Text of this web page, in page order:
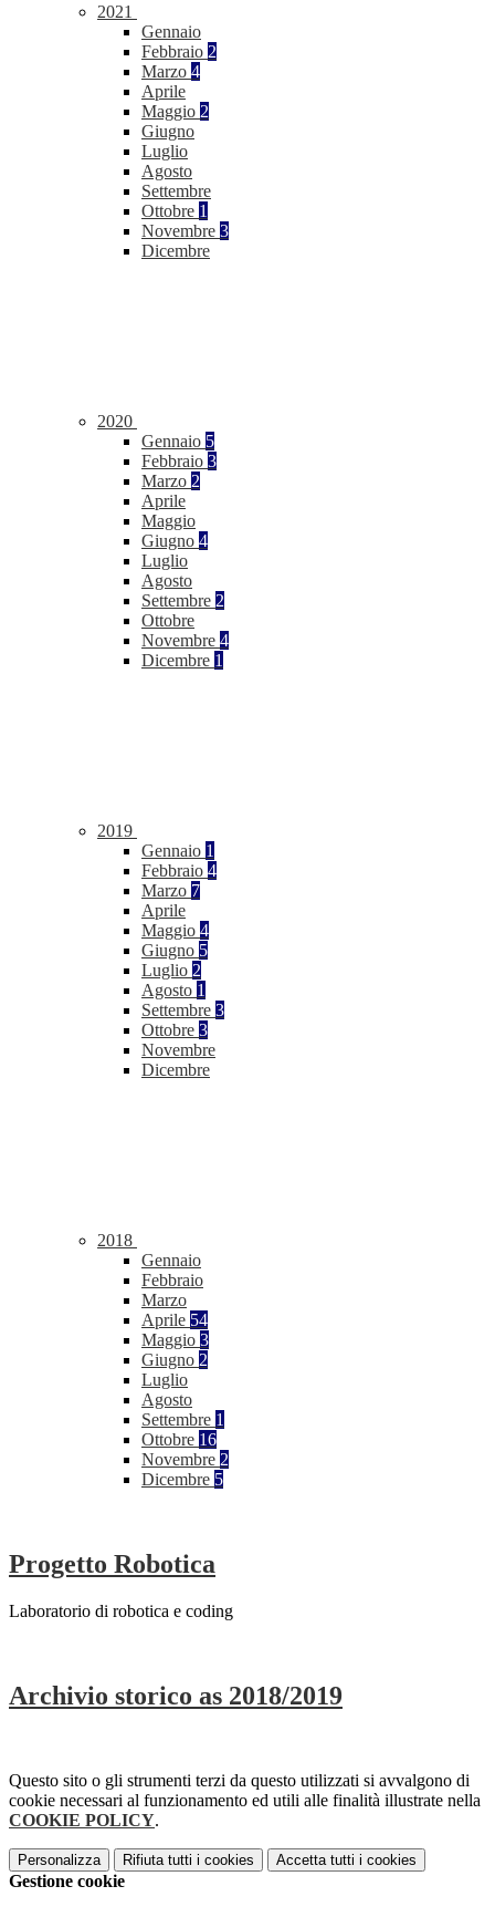
2021
Gennaio
Febbraio 2
Marzo 4
Aprile
Maggio 2
Giugno
Luglio
Agosto
Settembre
Ottobre 1
Novembre 3
Dicembre
2020
Gennaio 5
Febbraio 3
Marzo 2
Aprile
Maggio
Giugno 4
Luglio
Agosto
Settembre 2
Ottobre
Novembre 4
Dicembre 1
2019
Gennaio 1
Febbraio 4
Marzo 7
Aprile
Maggio 4
Giugno 5
Luglio 2
Agosto 1
Settembre 3
Ottobre 3
Novembre
Dicembre
2018
Gennaio
Febbraio
Marzo
Aprile 54
Maggio 3
Giugno 2
Luglio
Agosto
Settembre 1
Ottobre 16
Novembre 2
Dicembre 5
Progetto Robotica
Laboratorio di robotica e coding
Archivio storico as 2018/2019
Questo sito o gli strumenti terzi da questo utilizzati si avvalgono di
cookie necessari al funzionamento ed utili alle finalità illustrate nella
COOKIE POLICY.
Personalizza Rifiuta tutti i cookies Accetta tutti i cookies
Gestione cookie